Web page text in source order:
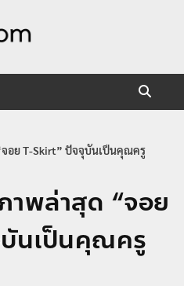
อย T-Skirt” ปัจจุบันเป็นคุณครู
าพล่าสุด “จอย
นเป็นคุณครู